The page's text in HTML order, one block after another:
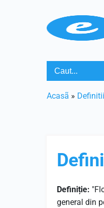
Acasã » Definitii
Definiție:
general din